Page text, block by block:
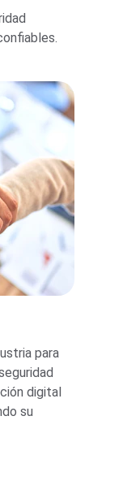
para
digital
su